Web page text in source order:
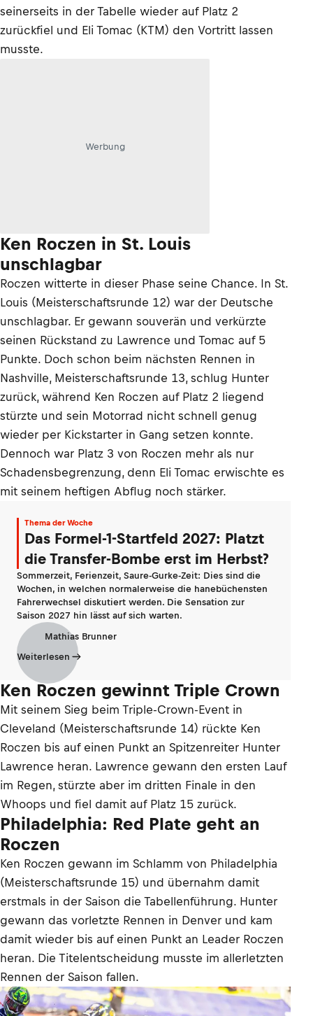
seinerseits in der Tabelle wieder auf Platz 2
zurückfiel und Eli Tomac (KTM) den Vortritt lassen
musste.
Werbung
Ken Roczen in St. Louis
unschlagbar
Roczen witterte in dieser Phase seine Chance. In St.
Louis (Meisterschaftsrunde 12) war der Deutsche
unschlagbar. Er gewann souverän und verkürzte
seinen Rückstand zu Lawrence und Tomac auf 5
Punkte. Doch schon beim nächsten Rennen in
Nashville, Meisterschaftsrunde 13, schlug Hunter
zurück, während Ken Roczen auf Platz 2 liegend
stürzte und sein Motorrad nicht schnell genug
wieder per Kickstarter in Gang setzen konnte.
Dennoch war Platz 3 von Roczen mehr als nur
Schadensbegrenzung, denn Eli Tomac erwischte es
mit seinem heftigen Abflug noch stärker.
Thema der Woche
Das Formel-1-Startfeld 2027: Platzt
die Transfer-Bombe erst im Herbst?
Sommerzeit, Ferienzeit, Saure-Gurke-Zeit: Dies sind die
Wochen, in welchen normalerweise die hanebüchensten
Fahrerwechsel diskutiert werden. Die Sensation zur
Saison 2027 hin lässt auf sich warten.
Mathias Brunner
Weiterlesen
Ken Roczen gewinnt Triple Crown
Mit seinem Sieg beim Triple-Crown-Event in
Cleveland (Meisterschaftsrunde 14) rückte Ken
Roczen bis auf einen Punkt an Spitzenreiter Hunter
Lawrence heran. Lawrence gewann den ersten Lauf
im Regen, stürzte aber im dritten Finale in den
Whoops und fiel damit auf Platz 15 zurück.
Philadelphia: Red Plate geht an
Roczen
Ken Roczen gewann im Schlamm von Philadelphia
(Meisterschaftsrunde 15) und übernahm damit
erstmals in der Saison die Tabellenführung. Hunter
gewann das vorletzte Rennen in Denver und kam
damit wieder bis auf einen Punkt an Leader Roczen
heran. Die Titelentscheidung musste im allerletzten
Rennen der Saison fallen.